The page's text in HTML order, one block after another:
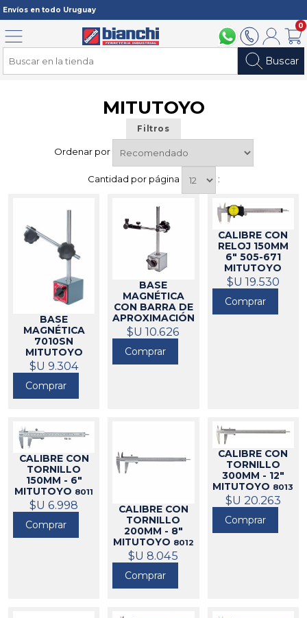
Envíos en todo Uruguay
094 211 1122902 2902Mi cuenta
0
Buscar
Menú
MITUTOYO
Filtros
Ordenar por
Cantidad por página :
BASE
MAGNÉTICA
7010SN
MITUTOYO
8002
$U 9.304
Comprar
BASE
MAGNÉTICA
CON BARRA DE
APROXIMACIÓN
7011SN
MITUTOYO
8003
$U 10.626
Comprar
CALIBRE CON
RELOJ 150MM
6" 505-671
MITUTOYO
8038
$U 19.530
Comprar
CALIBRE CON
TORNILLO
150MM - 6"
MITUTOYO 8011
$U 6.998
Comprar
CALIBRE CON
TORNILLO
200MM - 8"
MITUTOYO 8012
$U 8.045
Comprar
CALIBRE CON
TORNILLO
300MM - 12"
MITUTOYO 8013
$U 20.263
Comprar